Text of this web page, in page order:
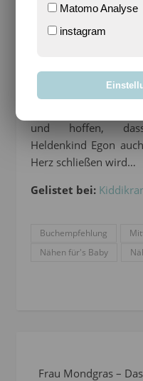
bebilderte
Originalgröße, was
Wir mögen unseren
und hoffen,
Heldenkind Egon
Herz schließen wird…
Gelistet bei:
Buchempfehlung
Nähen für's Baby
Frau Mondgras –
Matomo Analyse
instagram